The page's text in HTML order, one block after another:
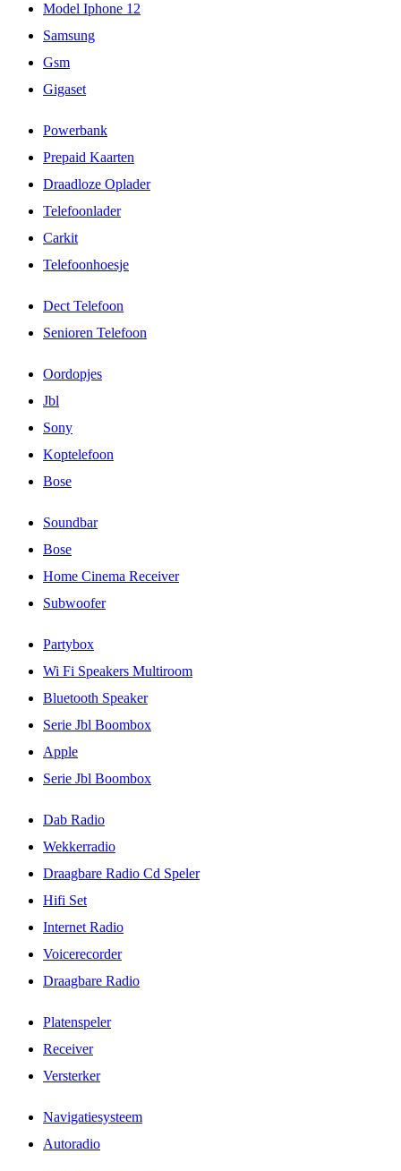
Model Iphone 12
Samsung
Gsm
Gigaset
Powerbank
Prepaid Kaarten
Draadloze Oplader
Telefoonlader
Carkit
Telefoonhoesje
Dect Telefoon
Senioren Telefoon
Oordopjes
Jbl
Sony
Koptelefoon
Bose
Soundbar
Bose
Home Cinema Receiver
Subwoofer
Partybox
Wi Fi Speakers Multiroom
Bluetooth Speaker
Serie Jbl Boombox
Apple
Serie Jbl Boombox
Dab Radio
Wekkerradio
Draagbare Radio Cd Speler
Hifi Set
Internet Radio
Voicerecorder
Draagbare Radio
Platenspeler
Receiver
Versterker
Navigatiesysteem
Autoradio